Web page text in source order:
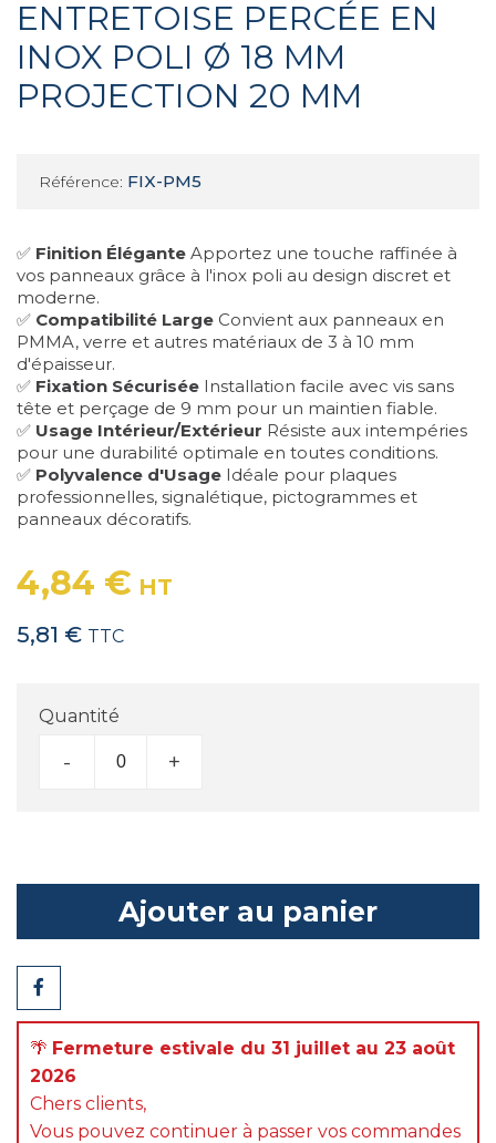
ENTRETOISE PERCÉE EN
INOX POLI Ø 18 MM
PROJECTION 20 MM
Référence: FIX-PM5
✅ Finition Élégante Apportez une touche raffinée à
vos panneaux grâce à l'inox poli au design discret et
moderne.
✅ Compatibilité Large Convient aux panneaux en
PMMA, verre et autres matériaux de 3 à 10 mm
d'épaisseur.
✅ Fixation Sécurisée Installation facile avec vis sans
tête et perçage de 9 mm pour un maintien fiable.
✅ Usage Intérieur/Extérieur Résiste aux intempéries
pour une durabilité optimale en toutes conditions.
✅ Polyvalence d'Usage Idéale pour plaques
professionnelles, signalétique, pictogrammes et
panneaux décoratifs.
4,84 € HT
5,81 € TTC
Quantité
- +
Ajouter au panier
Partager
🌴 Fermeture estivale du 31 juillet au 23 août
2026
Chers clients,
Vous pouvez continuer à passer vos commandes